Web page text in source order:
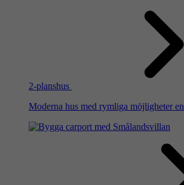
2-planshus
Moderna hus med rymliga möjligheter